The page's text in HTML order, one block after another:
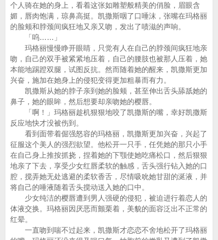
个人骑在她的身上，看着这张如雕塑般精美的俏脸，眉眼含
媚，唇肉饱满，琼鼻高挺。凯撒斯咽了口唾沫，张嘴在玛格丽
的脸颊和脖颈间疯狂地又亲又吻，发出了啧滋的声响。
「呜……」
玛格丽慢慢睁开眼睛，只觉有人在自己的脖颈间疯狂地亲
吻，自己的双手被紧紧地压着，自己的腰肢也被那人压着，她
本能地踢蹬双腿，试图反抗。然而随着她的醒来，凯撒斯更加
兴奋，施加在她身上的侵犯变得更加粗暴而有力。
凯撒斯从她的脖子亲到她的脸颊，甚至伸出舌头舔舐她的
鼻子，她的眼眸，然后想要却亲吻她的樱唇。
「啊！」玛格丽趁机狠狠地咬了凯撒斯的嘴，幸好凯撒斯
反应地快才没被伤到。
看到面带着倔强怒容的玛格丽，凯撒斯更加兴奋，兴起了
征服这个美人的强烈欲望。他松开一只手，任凭她的那只小手
在自己身上推按抓挠，捏着她的下颚使她吃痛松口，然后狠狠
地亲了下去，享受少女红唇柔软的触感，舌头强行钻入她的口
腔，搅弄她无处逃避的柔软香舌，尽情吸吮她甘甜的涎液，并
将自己的唾液随着舌头搅动送入她的口中。
少女纯洁的樱唇遭到男人强硬的侵犯，被迫进行着恋人的
体液交换。玛格丽因厌恶而颤栗着，美貌的面容泛出不正常的
红晕。
一直吻到喘不过起来，凯撒斯才恋恋不舍地松开了玛格丽